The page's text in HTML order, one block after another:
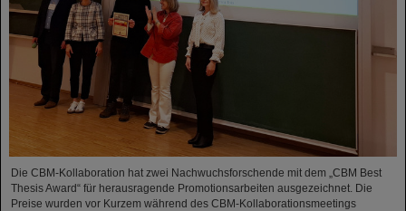
Die CBM-Kollaboration hat zwei Nachwuchsforschende mit dem „CBM Best
Thesis Award“ für herausragende Promotionsarbeiten ausgezeichnet. Die
Preise wurden vor Kurzem während des CBM-Kollaborationsmeetings